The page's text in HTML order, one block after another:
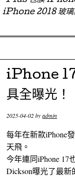
iPhone 2018 玻璃
Skip to content
iPhone
具全曝光！
2025-04-02byadmin
每年在新款iPhone
天飛。
今年連同iPhone 17
Dickson曝光了最新